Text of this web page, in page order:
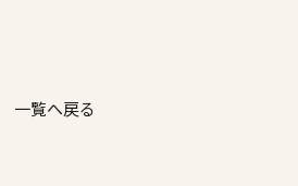
一覧へ戻る